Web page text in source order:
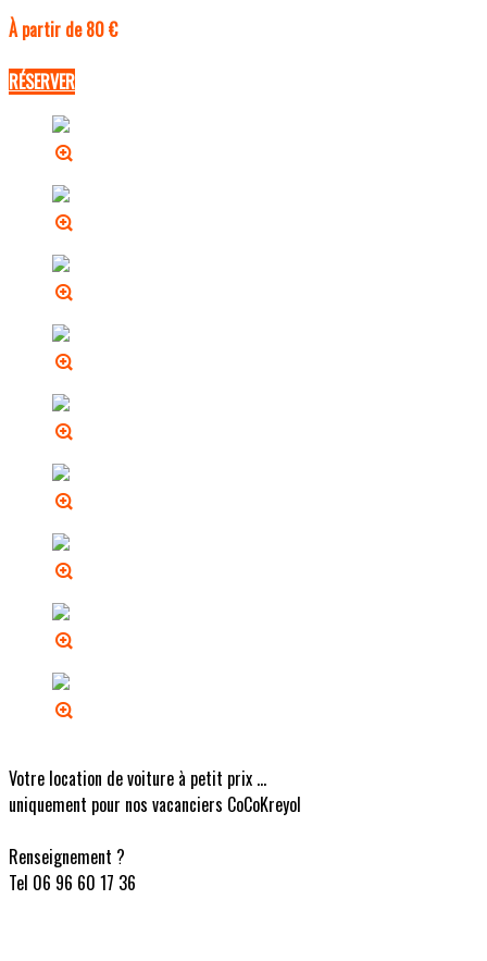
À partir de 80 €
RÉSERVER
Votre location de voiture à petit prix ...
uniquement pour nos vacanciers CoCoKreyol
Renseignement ?
Tel 06 96 60 17 36